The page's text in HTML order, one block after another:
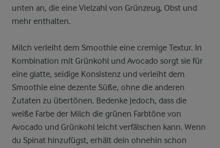
unten an, die eine Vielzahl von Grünzeug, Obst und
mehr enthalten.
Milch verleiht dem Smoothie eine cremige Textur. In
Kombination mit Grünkohl und Avocado sorgt sie für
eine glatte, seidige Konsistenz und verleiht dem
Smoothie eine dezente Süße, ohne die anderen
Zutaten zu übertönen. Bedenke jedoch, dass die
weiße Farbe der Milch die grünen Farbtöne von
Avocado und Grünkohl leicht verfälschen kann. Wenn
du Spinat hinzufügst, erhält dein ohnehin schon